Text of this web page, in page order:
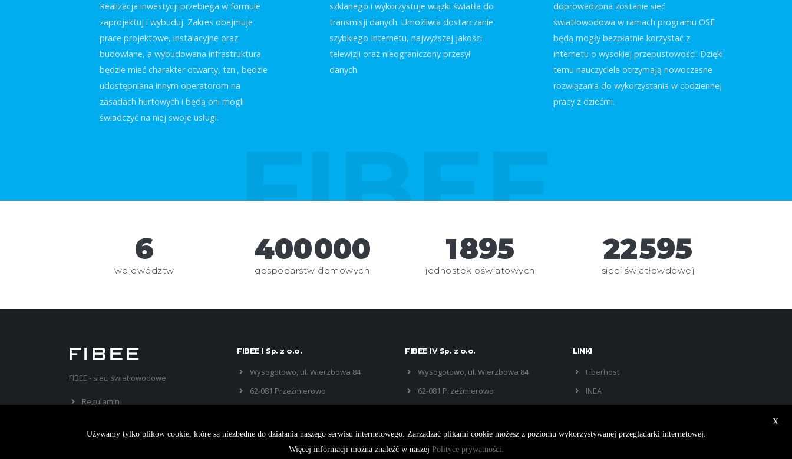
FIBEE
Realizacja inwestycji przebiega w formule
zaprojektuj i wybuduj. Zakres obejmuje
prace projektowe, instalacyjne oraz
budowlane, a wybudowana infrastruktura
będzie mieć charakter otwarty, tzn., będzie
udostępniana innym operatorom na
zasadach hurtowych i będą oni mogli
świadczyć na niej swoje usługi.
szklanego i wykorzystuje wiązki światła do
transmisji danych. Umożliwia dostarczanie
szybkiego Internetu, najwyższej jakości
telewizji oraz nieograniczony przesył
danych.
doprowadzona zostanie sieć
światłowodowa w ramach programu OSE
będą mogły bezpłatnie korzystać z
internetu o wysokiej przepustowości. Dzięki
temu nauczyciele otrzymają nowoczesne
rozwiązania do wykorzystania w codziennej
pracy z dziećmi.
7
województw
480000
gospodarstw domowych
1895
jednostek oświatowych
26595
sieci światłowdowej
FIBEE - sieci światłowodowe
Regulamin
Klauzule RODO
FIBEE I Sp. z o.o.
Wysogotowo, ul. Wierzbowa 84
62-081 Przeźmierowo
FIBEE IV Sp. z o.o.
Wysogotowo, ul. Wierzbowa 84
62-081 Przeźmierowo
LINKI
Fiberhost
INEA
Używamy tylko plików cookie, które są niezbędne do działania naszego serwisu internetowego. Zarządzać plikami cookie możesz z poziomu wykorzystywanej przeglądarki internetowej.
Więcej informacji można znaleźć w naszej Polityce prywatności.
X